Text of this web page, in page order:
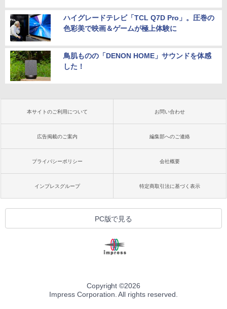
ハイグレードテレビ「TCL Q7D Pro」。圧巻の
色彩美で映画＆ゲームが極上体験に
鳥肌ものの「DENON HOME」サウンドを体感
した！
本サイトのご利用について お問い合わせ
広告掲載のご案内 編集部へのご連絡
プライバシーポリシー 会社概要
インプレスグループ 特定商取引法に基づく表示
PC版で見る
Copyright ©2026
Impress Corporation. All rights reserved.